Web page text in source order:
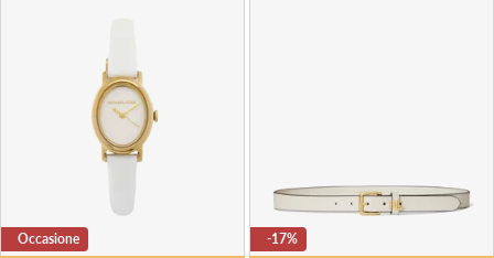
Occasione -17%